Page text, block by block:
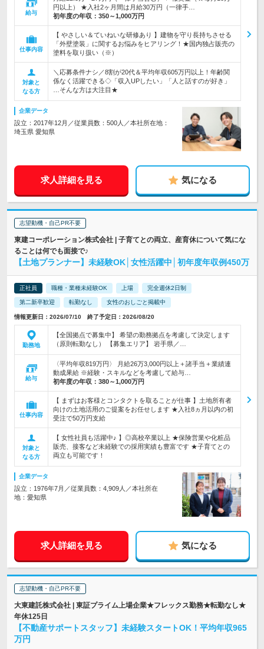
給与
円以上） ★入社2ヶ月間は月給30万円（一律手…
初年度の年収： 350～1,000万円
仕事内容
【 やさしい＆ていねいな研修あり 】建物を守り長持ちさせる
「外壁塗装」に関するお悩みをヒアリング！★国内独占販売の
塗料を取り扱い（※）
対象と
なる方
＼応募条件ナシ／8割が20代＆平均年収605万円以上！年齢関
係なく活躍できる◇「収入UPしたい」「人と話すのが好き」
…そんな方は大注目★
企業データ
設立：2017年12月／従業員数：500人／本社所在地：
埼玉県 愛知県
求人詳細を見る 気になる
志望動機・自己PR不要
東建コーポレーション株式会社 | 子育てとの両立、産育休について気にな
ることは何でも面接で♪
【土地プランナー】未経験OK│女性活躍中│初年度年収例450万
正社員 職種・業種未経験OK 上場 完全週休2日制
第二新卒歓迎 転勤なし 女性のおしごと掲載中
情報更新日：2026/07/10 終了予定日：2026/08/20
勤務地
【全国拠点で募集中】 希望の勤務拠点を考慮して決定します
（原則転勤なし） 【募集エリア】 岩手県／…
給与
〈平均年収819万円〉 月給26万3,000円以上＋諸手当＋業績連
動成果給 ※経験・スキルなどを考慮して給与…
初年度の年収： 380～1,000万円
仕事内容
【 まずはお客様とコンタクトを取ることが仕事 】土地所有者
向けの土地活用のご提案をお任せします ★入社8ヵ月以内の初
受注で50万円支給
対象と
なる方
【 女性社員も活躍中♪ 】◎高校卒業以上 ★保険営業や化粧品
販売、接客など未経験での採用実績も豊富です ★子育てとの
両立も可能です！
企業データ
設立：1976年7月／従業員数：4,909人／本社所在
地：愛知県
求人詳細を見る 気になる
志望動機・自己PR不要
大東建託株式会社 | 東証プライム上場企業★フレックス勤務★転勤なし★
年休125日
【不動産サポートスタッフ】未経験スタートOK！平均年収965
万円